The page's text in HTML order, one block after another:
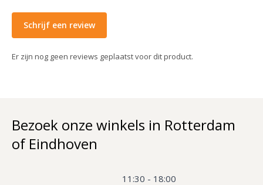
Schrijf een review
Er zijn nog geen reviews geplaatst voor dit product.
Bezoek onze winkels in Rotterdam
of Eindhoven
11:30 - 18:00